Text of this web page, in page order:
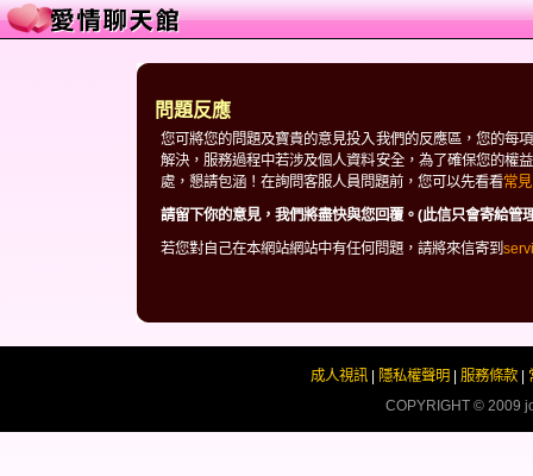
問題反應
您可將您的問題及寶貴的意見投入我們的反應區，您的每
解決，服務過程中若涉及個人資料安全，為了確保您的權
處，懇請包涵！在詢問客服人員問題前，您可以先看看常
請留下你的意見，我們將盡快與您回覆。(此信只會寄給管
若您對自己在本網站網站中有任何問題，請將來信寄到
成人視訊| 隱私權聲明 服務條款|
COPYRIGHT © 2009